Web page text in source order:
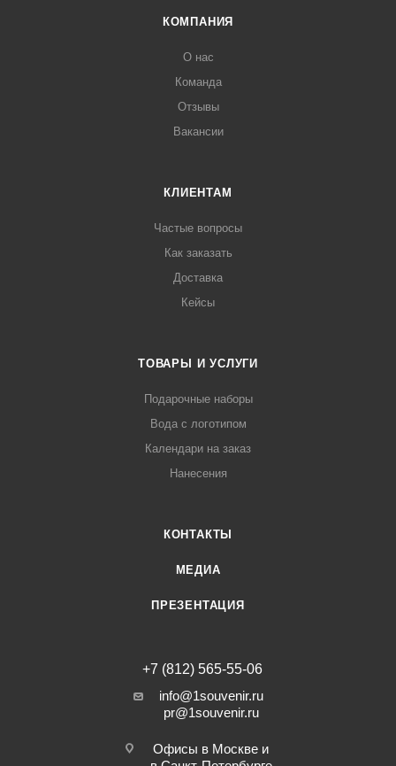
КОМПАНИЯ
О нас
Команда
Отзывы
Вакансии
КЛИЕНТАМ
Частые вопросы
Как заказать
Доставка
Кейсы
ТОВАРЫ И УСЛУГИ
Подарочные наборы
Вода с логотипом
Календари на заказ
Нанесения
КОНТАКТЫ
МЕДИА
ПРЕЗЕНТАЦИЯ
+7 (812) 565-55-06
info@1souvenir.ru
pr@1souvenir.ru
Офисы в Москве и